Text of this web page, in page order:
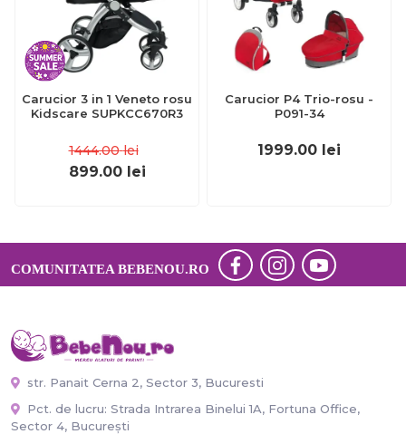
Carucior 3 in 1 Veneto rosu
Kidscare SUPKCC670R3
1444.00 lei
899.00 lei
Carucior P4 Trio-rosu -
P091-34
1999.00 lei
COMUNITATEA BEBENOU.RO
str. Panait Cerna 2, Sector 3, Bucuresti
Pct. de lucru: Strada Intrarea Binelui 1A, Fortuna Office,
Sector 4, București